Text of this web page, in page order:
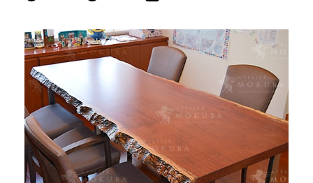
MOKUBA について
商品情報
直営店